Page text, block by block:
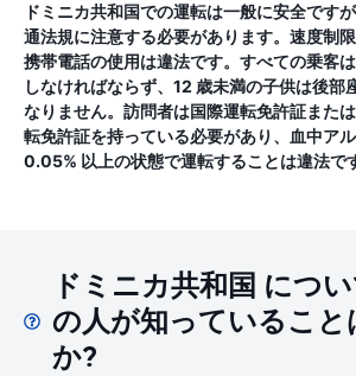
ドミニカ共和国での運転は一般に安全です
通法規に注意する必要があります。速度制
携帯電話の使用は違法です。すべての乗客
しなければならず、12 歳未満の子供は後部
なりません。訪問者は国際運転免許証また
転免許証を持っている必要があり、血中ア
0.05% 以上の状態で運転することは違法で
ドミニカ共和国 につ
の人が知っていること
か?